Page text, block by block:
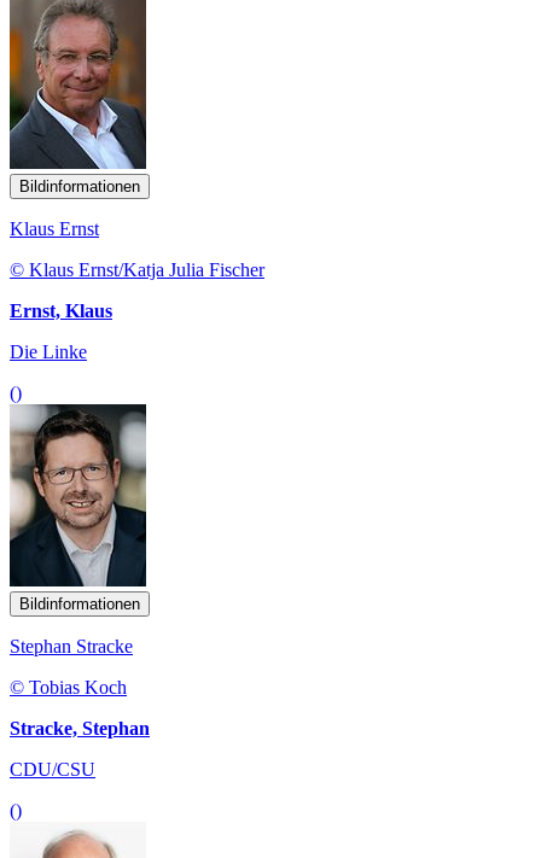
Bildinformationen
Klaus Ernst
© Klaus Ernst/Katja Julia Fischer
Ernst, Klaus
Die Linke
()
Bildinformationen
Stephan Stracke
© Tobias Koch
Stracke, Stephan
CDU/CSU
()